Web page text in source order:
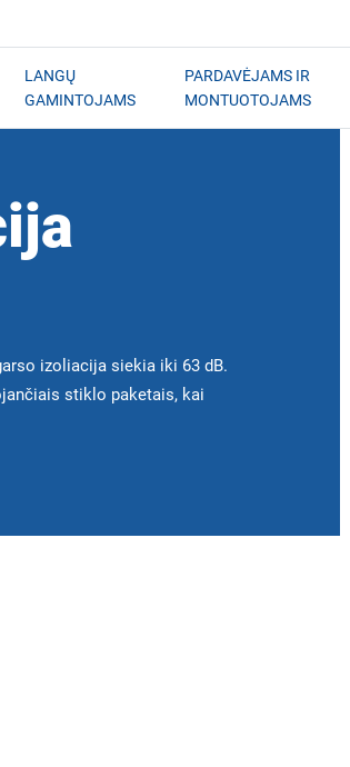
LANGŲ
GAMINTOJAMS
PARDAVĖJAMS IR
MONTUOTOJAMS
izoliacija siekia iki 63 dB.
stiklo paketais, kai